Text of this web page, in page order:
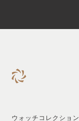
ウォッチコレクション